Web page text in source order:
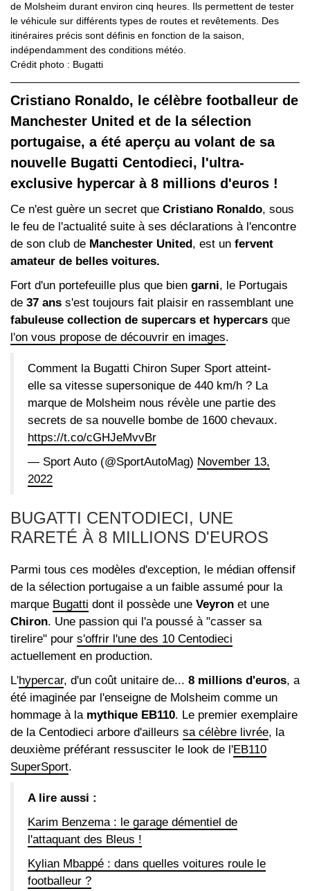
de Molsheim durant environ cinq heures. Ils permettent de tester
le véhicule sur différents types de routes et revêtements. Des
itinéraires précis sont définis en fonction de la saison,
indépendamment des conditions météo.
Crédit photo : Bugatti
Cristiano Ronaldo, le célèbre footballeur de
Manchester United et de la sélection
portugaise, a été aperçu au volant de sa
nouvelle Bugatti Centodieci, l'ultra-
exclusive hypercar à 8 millions d'euros !
Ce n'est guère un secret que Cristiano Ronaldo, sous
le feu de l'actualité suite à ses déclarations à l'encontre
de son club de Manchester United, est un fervent
amateur de belles voitures.
Fort d'un portefeuille plus que bien garni, le Portugais
de 37 ans s'est toujours fait plaisir en rassemblant une
fabuleuse collection de supercars et hypercars que
l'on vous propose de découvrir en images.
Comment la Bugatti Chiron Super Sport atteint-
elle sa vitesse supersonique de 440 km/h ? La
marque de Molsheim nous révèle une partie des
secrets de sa nouvelle bombe de 1600 chevaux.
https://t.co/cGHJeMvvBr
— Sport Auto (@SportAutoMag) November 13,
2022
BUGATTI CENTODIECI, UNE
RARETÉ À 8 MILLIONS D'EUROS
Parmi tous ces modèles d'exception, le médian offensif
de la sélection portugaise a un faible assumé pour la
marque Bugatti dont il possède une Veyron et une
Chiron. Une passion qui l'a poussé à "casser sa
tirelire" pour s'offrir l'une des 10 Centodieci
actuellement en production.
L'hypercar, d'un coût unitaire de... 8 millions d'euros, a
été imaginée par l'enseigne de Molsheim comme un
hommage à la mythique EB110. Le premier exemplaire
de la Centodieci arbore d'ailleurs sa célèbre livrée, la
deuxième préférant ressusciter le look de l'EB110
SuperSport.
A lire aussi :
Karim Benzema : le garage démentiel de
l'attaquant des Bleus !
Kylian Mbappé : dans quelles voitures roule le
footballeur ?